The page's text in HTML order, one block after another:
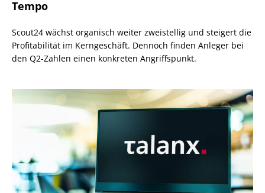
Tempo
Scout24 wächst organisch weiter zweistellig und steigert die
Profitabilität im Kerngeschäft. Dennoch finden Anleger bei
den Q2-Zahlen einen konkreten Angriffspunkt.